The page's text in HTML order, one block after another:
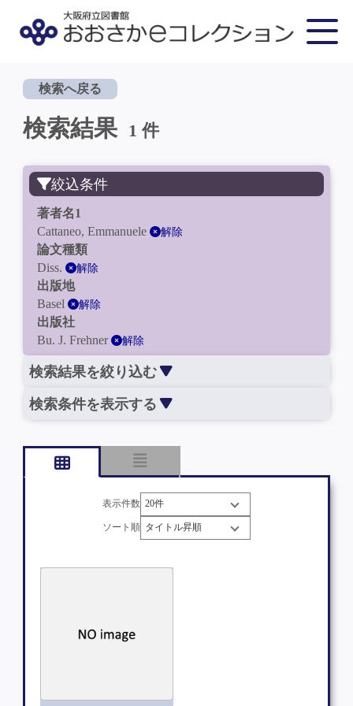
検索へ戻る
検索結果 1 件
絞込条件
著者名1
Cattaneo, Emmanuele
解除
論文種類
Diss.
解除
出版地
Basel
解除
出版社
Bu. J. Frehner
解除
検索結果を絞り込む
検索条件を表示する
表示件数
ソート順